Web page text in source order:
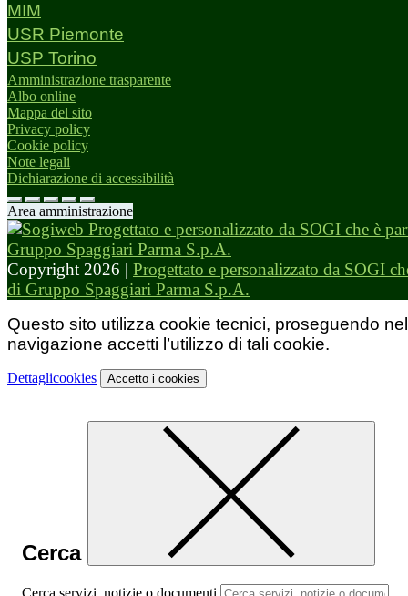
MIM
USR Piemonte
USP Torino
Amministrazione trasparente
Albo online
Mappa del sito
Privacy policy
Cookie policy
Note legali
Dichiarazione di accessibilità
Area amministrazione
Copyright 2026 | Progettato e personalizzato da SOGI
di Gruppo Spaggiari Parma S.p.A.
Questo sito utilizza cookie tecnici, proseguendo
navigazione accetti l’utilizzo di tali cookie.
Dettaglicookies Accetto i cookies
Cerca
Cerca servizi, notizie o documenti